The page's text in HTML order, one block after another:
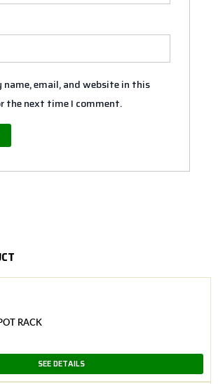
name, email, and website in this
the next time I comment.
RACK
SEE DETAILS